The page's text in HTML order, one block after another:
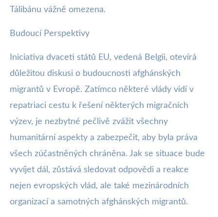
Tálibánu vážně omezena.
Budoucí Perspektivy
Iniciativa dvaceti států EU, vedená Belgii, otevírá
důležitou diskusi o budoucnosti afghánských
migrantů v Evropě. Zatímco některé vlády vidí v
repatriaci cestu k řešení některých migračních
výzev, je nezbytné pečlivě zvážit všechny
humanitární aspekty a zabezpečit, aby byla práva
všech zúčastněných chráněna. Jak se situace bude
vyvíjet dál, zůstává sledovat odpovědi a reakce
nejen evropských vlád, ale také mezinárodních
organizací a samotných afghánských migrantů.